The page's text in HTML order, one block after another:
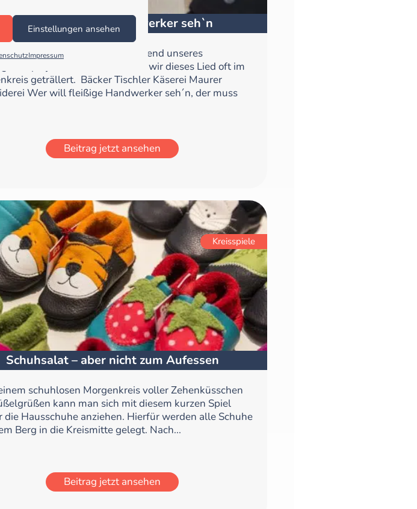
Einstellungen ansehen
Impressum
Wer will fleißige Handwerker seh`n
zum Thema „Berufe“ Während unseres
„Berufe“ haben wir dieses Lied oft im
geträllert. Bäcker Tischler Käserei Maurer
Wer will fleißige Handwerker seh´n, der muss
Beitrag jetzt ansehen
Kreisspiele
Schuhsalat – aber nicht zum Aufessen
schuhlosen Morgenkreis voller Zehenküsschen
kann man sich mit diesem kurzen Spiel
die Hausschuhe anziehen. Hierfür werden alle Schuhe
Berg in die Kreismitte gelegt. Nach...
Beitrag jetzt ansehen